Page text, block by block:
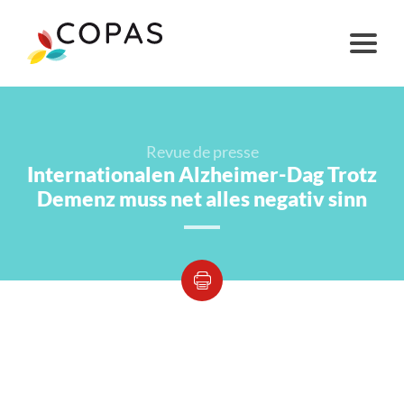
Revue de presse
Internationalen Alzheimer-Dag Trotz
Demenz muss net alles negativ sinn